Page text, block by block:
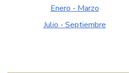
Enero - Marzo
Julio - Septiembre